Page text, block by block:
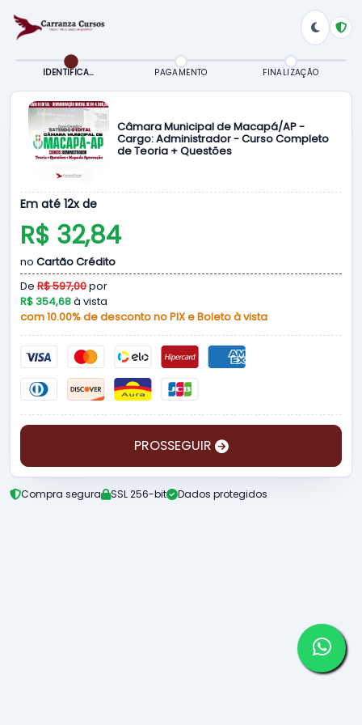
IDENTIFICAÇÃO PAGAMENTO FINALIZAÇÃO
Câmara Municipal de Macapá/AP -
Cargo: Administrador - Curso Completo
de Teoria + Questões
Em até 12x de
R$ 32,84
no Cartão Crédito
De R$ 597,00por
R$ 354,68à vista
com 10.00% de desconto no PIX e Boleto à vista
PROSSEGUIR
Compra segura SSL 256-bit Dados protegidos